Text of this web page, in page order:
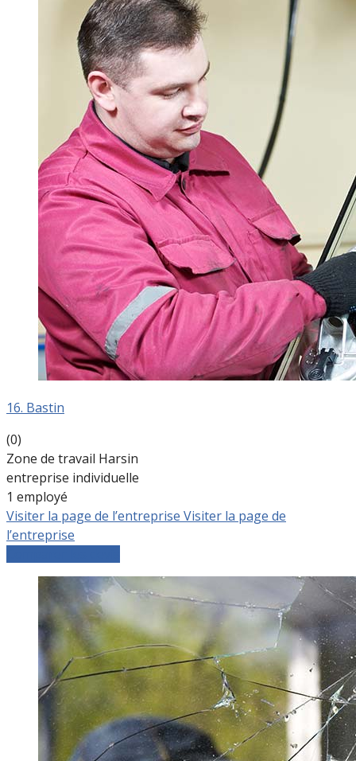
16. Bastin
(0)
Zone de travail Harsin
entreprise individuelle
1 employé
Visiter la page de l’entreprise Visiter la page de
l’entreprise